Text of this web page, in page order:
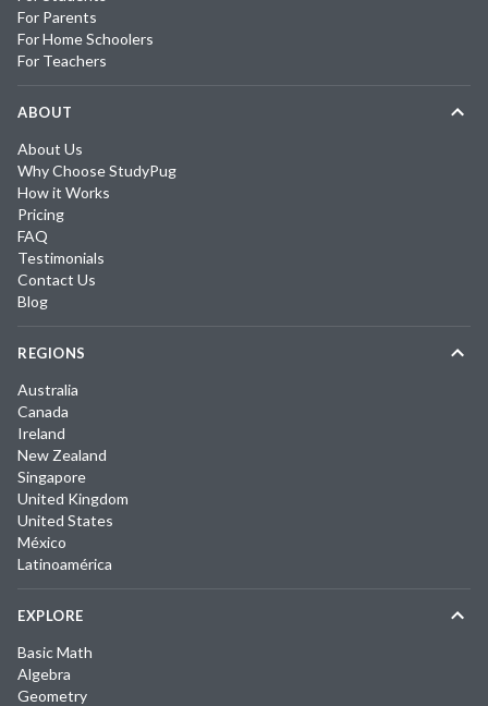
For Parents
For Home Schoolers
For Teachers
ABOUT
About Us
Why Choose StudyPug
How it Works
Pricing
FAQ
Testimonials
Contact Us
Blog
REGIONS
Australia
Canada
Ireland
New Zealand
Singapore
United Kingdom
United States
México
Latinoamérica
EXPLORE
Basic Math
Algebra
Geometry